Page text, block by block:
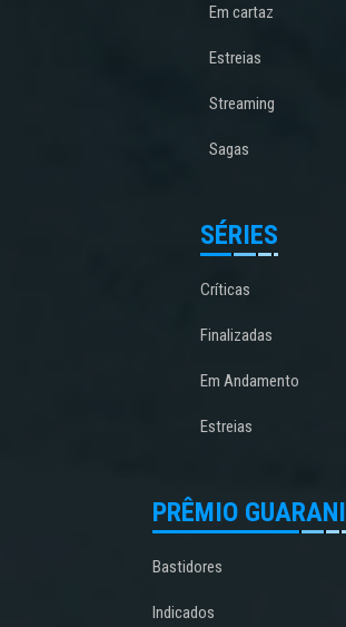
Em cartaz
Estreias
Streaming
Sagas
SÉRIES
Críticas
Finalizadas
Em Andamento
Estreias
PRÊMIO GUARANI
Bastidores
Indicados